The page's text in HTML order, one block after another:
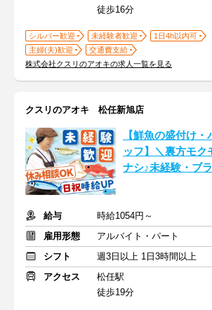
徒歩16分
シルバー歓迎 未経験者歓迎
1日4h以内可
主婦(夫)歓迎
交通費支給
株式会社クスリのアオキの求人一覧を見る
クスリのアオキ 松任新旭店
【鮮魚の盛付け
ッフ】＼裏方モク
ナシ♪未経験・ブ
給与
時給1054円～
雇用形態
アルバイト・パート
シフト
週3日以上 1日3時間以上
アクセス
松任駅
徒歩19分